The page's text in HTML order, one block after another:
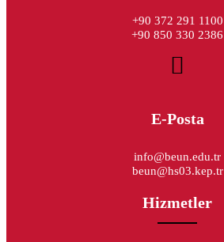
+90 372 291 1100
+90 850 330 2386
E-Posta
info@beun.edu.tr
beun@hs03.kep.tr
Hizmetler